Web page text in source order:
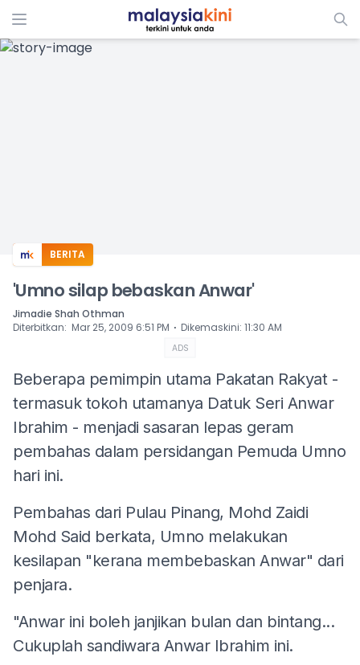
ADS
BERITA
'Umno silap bebaskan Anwar'
Jimadie Shah Othman
Diterbitkan: Mar 25, 2009 6:51 PM ⋅ Dikemaskini: 11:30 AM
ADS
Beberapa pemimpin utama Pakatan Rakyat -
termasuk tokoh utamanya Datuk Seri Anwar
Ibrahim - menjadi sasaran lepas geram
pembahas dalam persidangan Pemuda Umno
hari ini.
Pembahas dari Pulau Pinang, Mohd Zaidi
Mohd Said berkata, Umno melakukan
kesilapan "kerana membebaskan Anwar" dari
penjara.
"Anwar ini boleh janjikan bulan dan bintang...
Cukuplah sandiwara Anwar Ibrahim ini.